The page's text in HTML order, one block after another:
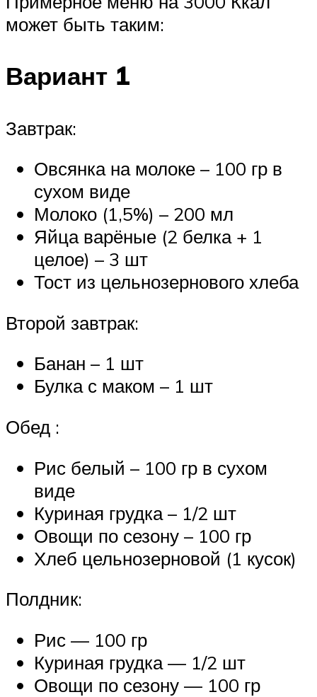
может быть таким:
Вариант 1
Завтрак:
Овсянка на молоке – 100 гр в
сухом виде
Молоко (1,5%) – 200 мл
Яйца варёные (2 белка + 1
целое) – 3 шт
Тост из цельнозернового хлеба
Второй завтрак:
Банан – 1 шт
Булка с маком – 1 шт
Обед :
Рис белый – 100 гр в сухом
виде
Куриная грудка – 1/2 шт
Овощи по сезону – 100 гр
Хлеб цельнозерновой (1 кусок)
Полдник:
Рис — 100 гр
Куриная грудка — 1/2 шт
Овощи по сезону — 100 гр